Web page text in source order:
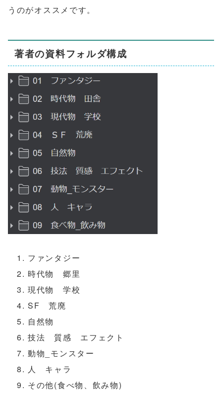
うのがオススメです。
著者の資料フォルダ構成
ファンタジー
時代物 郷里
現代物 学校
SF 荒廃
自然物
技法 質感 エフェクト
動物_モンスター
人 キャラ
その他(食べ物、飲み物)